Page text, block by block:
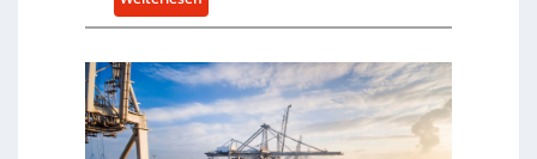
R
l
l
e
n